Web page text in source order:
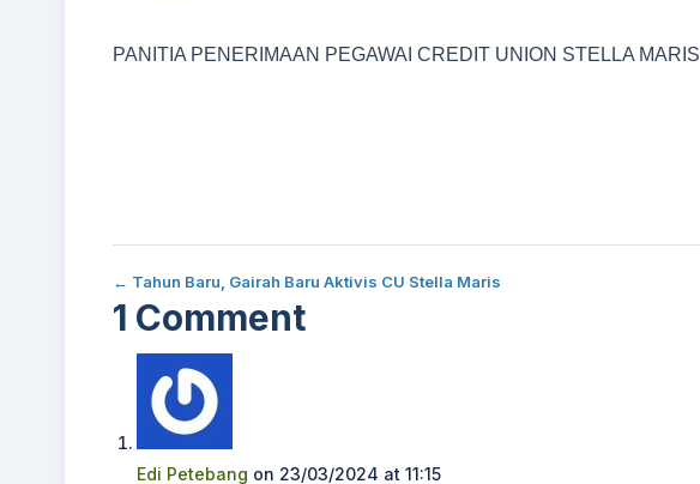
PANITIA PENERIMAAN PEGAWAI CREDIT UNION STELLA MARIS
← Tahun Baru, Gairah Baru Aktivis CU Stella Maris
1 Comment
Edi Petebang on 23/03/2024 at 11:15